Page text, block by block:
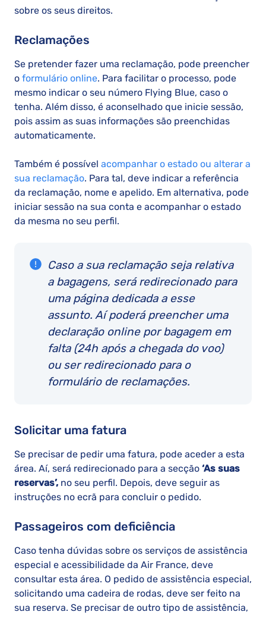
sobre os seus direitos.
Reclamações
Se pretender fazer uma reclamação, pode preencher
o formulário online. Para facilitar o processo, pode
mesmo indicar o seu número Flying Blue, caso o
tenha. Além disso, é aconselhado que inicie sessão,
pois assim as suas informações são preenchidas
automaticamente.
Também é possível acompanhar o estado ou alterar a
sua reclamação. Para tal, deve indicar a referência
da reclamação, nome e apelido. Em alternativa, pode
iniciar sessão na sua conta e acompanhar o estado
da mesma no seu perfil.
Caso a sua reclamação seja relativa
a bagagens, será redirecionado para
uma página dedicada a esse
assunto. Aí poderá preencher uma
declaração online por bagagem em
falta (24h após a chegada do voo)
ou ser redirecionado para o
formulário de reclamações.
Solicitar uma fatura
Se precisar de pedir uma fatura, pode aceder a esta
área. Aí, será redirecionado para a secção ‘As suas
reservas’, no seu perfil. Depois, deve seguir as
instruções no ecrã para concluir o pedido.
Passageiros com deficiência
Caso tenha dúvidas sobre os serviços de assistência
especial e acessibilidade da Air France, deve
consultar esta área. O pedido de assistência especial,
solicitando uma cadeira de rodas, deve ser feito na
sua reserva. Se precisar de outro tipo de assistência,